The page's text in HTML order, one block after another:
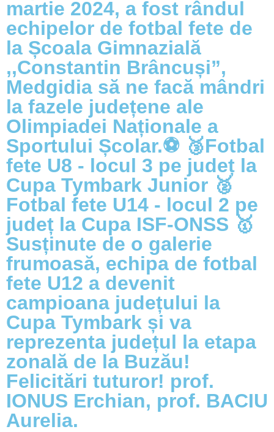
martie 2024, a fost rândul
echipelor de fotbal fete de
la Școala Gimnazială
,,Constantin Brâncuși”,
Medgidia să ne facă mândri
la fazele județene ale
Olimpiadei Naționale a
Sportului Școlar.⚽️ 🥉Fotbal
fete U8 - locul 3 pe județ la
Cupa Tymbark Junior 🥈
Fotbal fete U14 - locul 2 pe
județ la Cupa ISF-ONSS 🥇
Susținute de o galerie
frumoasă, echipa de fotbal
fete U12 a devenit
campioana județului la
Cupa Tymbark și va
reprezenta județul la etapa
zonală de la Buzău!
Felicitări tuturor! prof.
IONUS Erchian, prof. BACIU
Aurelia.